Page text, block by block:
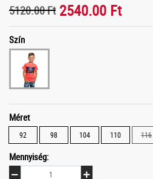
5120.00 Ft 2540.00 Ft
Szín
Méret
92
98 104 110 116
Mennyiség: